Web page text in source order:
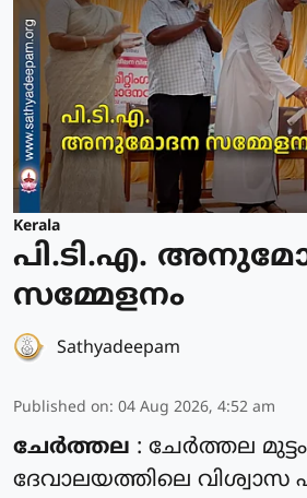
Kerala
പി.ടി.എ.
സമ്മേളനം
Sathyadeepam
Published on: 04 Aug 2026, 4:52 am
ചേർത്തല : ചേർത്തല
ദേവാലയത്തിലെ വിശ്വാസ